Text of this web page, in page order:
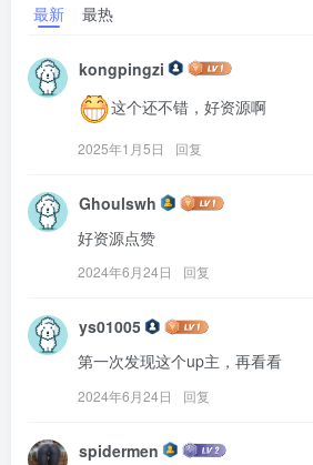
最新 最热
kongpingzi
这个还不错，好资源啊
2025年1月5日 回复
Ghoulswh
好资源点赞
2024年6月24日 回复
ys01005
第一次发现这个up主，再看看
2024年6月24日 回复
spidermen